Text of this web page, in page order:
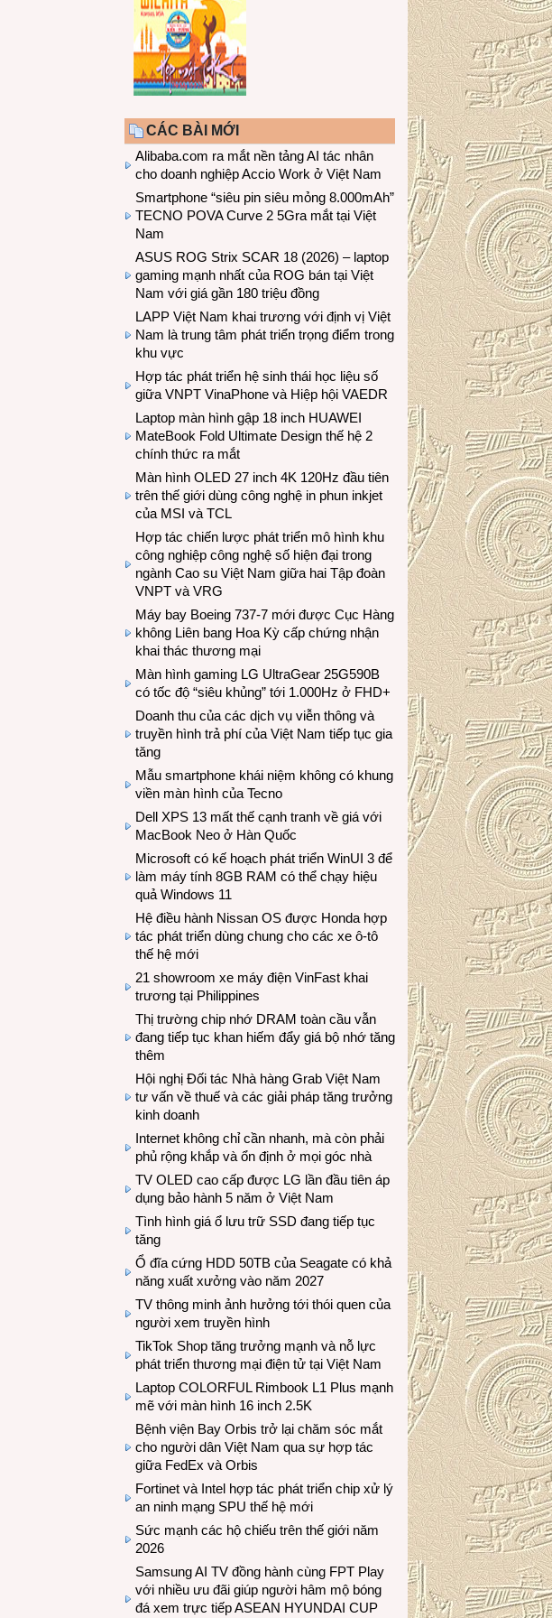
CÁC BÀI MỚI
Alibaba.com ra mắt nền tảng AI tác nhân
cho doanh nghiệp Accio Work ở Việt Nam
Smartphone “siêu pin siêu mỏng 8.000mAh”
TECNO POVA Curve 2 5Gra mắt tại Việt
Nam
ASUS ROG Strix SCAR 18 (2026) – laptop
gaming mạnh nhất của ROG bán tại Việt
Nam với giá gần 180 triệu đồng
LAPP Việt Nam khai trương với định vị Việt
Nam là trung tâm phát triển trọng điểm trong
khu vực
Hợp tác phát triển hệ sinh thái học liệu số
giữa VNPT VinaPhone và Hiệp hội VAEDR
Laptop màn hình gập 18 inch HUAWEI
MateBook Fold Ultimate Design thế hệ 2
chính thức ra mắt
Màn hình OLED 27 inch 4K 120Hz đầu tiên
trên thế giới dùng công nghệ in phun inkjet
của MSI và TCL
Hợp tác chiến lược phát triển mô hình khu
công nghiệp công nghệ số hiện đại trong
ngành Cao su Việt Nam giữa hai Tập đoàn
VNPT và VRG
Máy bay Boeing 737-7 mới được Cục Hàng
không Liên bang Hoa Kỳ cấp chứng nhận
khai thác thương mại
Màn hình gaming LG UltraGear 25G590B
có tốc độ “siêu khủng” tới 1.000Hz ở FHD+
Doanh thu của các dịch vụ viễn thông và
truyền hình trả phí của Việt Nam tiếp tục gia
tăng
Mẫu smartphone khái niệm không có khung
viền màn hình của Tecno
Dell XPS 13 mất thế cạnh tranh về giá với
MacBook Neo ở Hàn Quốc
Microsoft có kế hoạch phát triển WinUI 3 để
làm máy tính 8GB RAM có thể chạy hiệu
quả Windows 11
Hệ điều hành Nissan OS được Honda hợp
tác phát triển dùng chung cho các xe ô-tô
thế hệ mới
21 showroom xe máy điện VinFast khai
trương tại Philippines
Thị trường chip nhớ DRAM toàn cầu vẫn
đang tiếp tục khan hiếm đẩy giá bộ nhớ tăng
thêm
Hội nghị Đối tác Nhà hàng Grab Việt Nam
tư vấn về thuế và các giải pháp tăng trưởng
kinh doanh
Internet không chỉ cần nhanh, mà còn phải
phủ rộng khắp và ổn định ở mọi góc nhà
TV OLED cao cấp được LG lần đầu tiên áp
dụng bảo hành 5 năm ở Việt Nam
Tình hình giá ổ lưu trữ SSD đang tiếp tục
tăng
Ổ đĩa cứng HDD 50TB của Seagate có khả
năng xuất xưởng vào năm 2027
TV thông minh ảnh hưởng tới thói quen của
người xem truyền hình
TikTok Shop tăng trưởng mạnh và nỗ lực
phát triển thương mại điện tử tại Việt Nam
Laptop COLORFUL Rimbook L1 Plus mạnh
mẽ với màn hình 16 inch 2.5K
Bệnh viện Bay Orbis trở lại chăm sóc mắt
cho người dân Việt Nam qua sự hợp tác
giữa FedEx và Orbis
Fortinet và Intel hợp tác phát triển chip xử lý
an ninh mạng SPU thế hệ mới
Sức mạnh các hộ chiếu trên thế giới năm
2026
Samsung AI TV đồng hành cùng FPT Play
với nhiều ưu đãi giúp người hâm mộ bóng
đá xem trực tiếp ASEAN HYUNDAI CUP